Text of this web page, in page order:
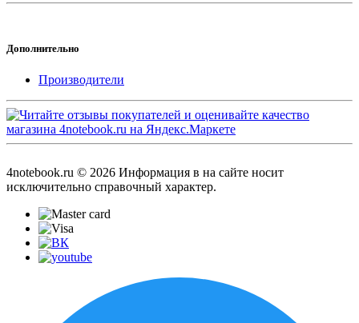
Дополнительно
Производители
4notebook.ru © 2026 Информация в на сайте носит
исключительно справочный характер.